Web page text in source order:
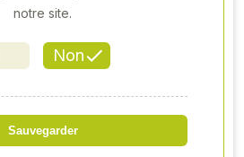
ARION 450 -
Non
notre site.
Sauvegarder